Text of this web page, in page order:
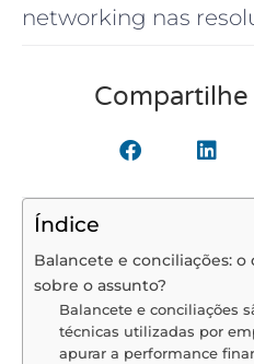
networking nas
Compartilhe
Índice
Balancete e conciliações:
sobre o assunto?
Balancete e conciliações
técnicas utilizadas por
apurar a performance